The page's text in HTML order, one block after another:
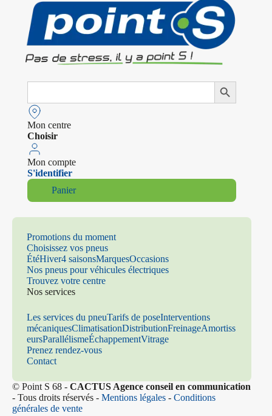
Search
Search Button
Mon centre
Choisir
Mon compte
S'identifier
Panier
Promotions du moment
Choisissez vos pneus
ÉtéHiver4 saisonsMarquesOccasions
Nos pneus pour véhicules électriques
Trouvez votre centre
Nos services
Les services du pneuTarifs de poseInterventions
mécaniquesClimatisationDistributionFreinageAmortiss
eursParallélismeÉchappementVitrage
Prenez rendez-vous
Contact
© Point S 68 - CACTUS Agence conseil en communication
- Tous droits réservés - Mentions légales - Conditions
générales de vente